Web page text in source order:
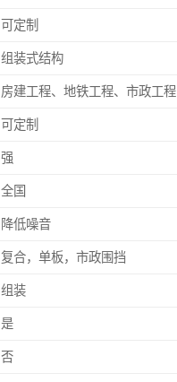
可定制
组装式结构
房建工程、地铁工程、市政工程
可定制
强
全国
降低噪音
复合，单板，市政围挡
组装
是
否